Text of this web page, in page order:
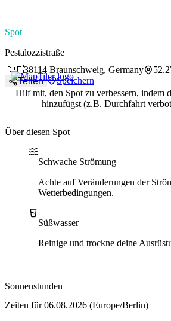
Spot
Pestalozzistraße
🇩🇪38114 Braunschweig, Germany
Teilen
Speichern
Hilf mit, den Spot zu verbessern, indem
hinzufügst (z.B. Durchfahrt
Über diesen Spot
Water current
Schwache Strömung
Achte auf Veränderungen der
Wetterbedingungen.
Water type
Süßwasser
Reinige und trockne deine
Sonnenstunden
Zeiten für06.08.2026 (Europe/Berlin)